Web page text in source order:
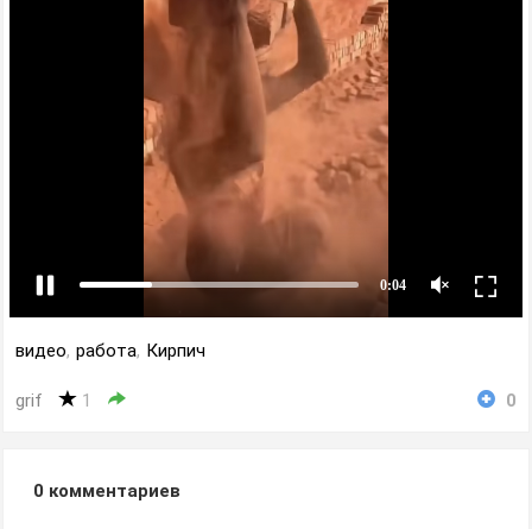
видео, работа, Кирпич
grif 1 0
0 комментариев